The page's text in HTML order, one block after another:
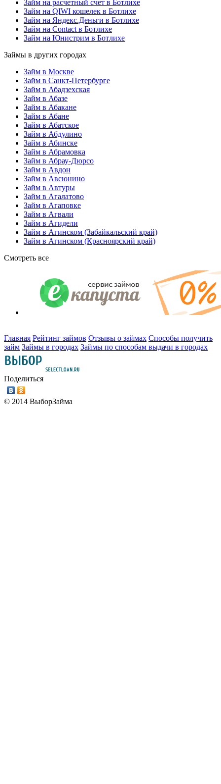
Займ на расчетный счет в Ботлихе
Займ на QIWI кошелек в Ботлихе
Займ на Яндекс.Деньги в Ботлихе
Займ на Contact в Ботлихе
Займ на Юнистрим в Ботлихе
Займы в других городах
Займ в Москве
Займ в Санкт-Петербурге
Займ в Абадзехская
Займ в Абазе
Займ в Абакане
Займ в Абане
Займ в Абатское
Займ в Абдулино
Займ в Абинске
Займ в Абрамовка
Займ в Абрау-Дюрсо
Займ в Авдон
Займ в Авсюнино
Займ в Автуры
Займ в Агалатово
Займ в Агаповке
Займ в Агвали
Займ в Агидели
Займ в Агинском (Забайкальский край)
Займ в Агинском (Красноярский край)
Смотреть все
Главная Рейтинг займов Отзывы о займах Способы получить
займ Займы в городах Займы по способам выдачи в городах
Поделиться
© 2014 ВыборЗайма